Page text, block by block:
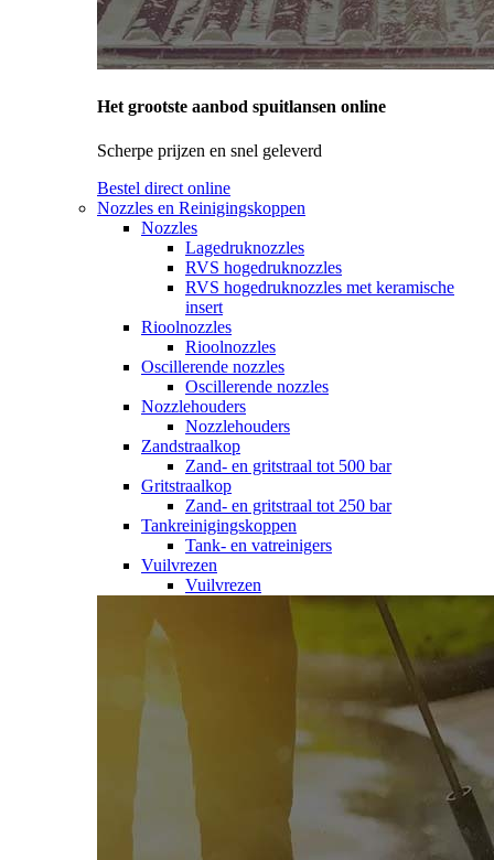
Het grootste aanbod spuitlansen online
Scherpe prijzen en snel geleverd
Bestel direct online
Nozzles en Reinigingskoppen
Nozzles
Lagedruknozzles
RVS hogedruknozzles
RVS hogedruknozzles met keramische
insert
Rioolnozzles
Rioolnozzles
Oscillerende nozzles
Oscillerende nozzles
Nozzlehouders
Nozzlehouders
Zandstraalkop
Zand- en gritstraal tot 500 bar
Gritstraalkop
Zand- en gritstraal tot 250 bar
Tankreinigingskoppen
Tank- en vatreinigers
Vuilvrezen
Vuilvrezen